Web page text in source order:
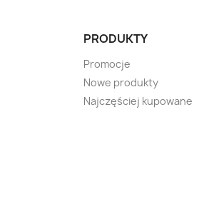
PRODUKTY
Promocje
Nowe produkty
Najczęściej kupowane